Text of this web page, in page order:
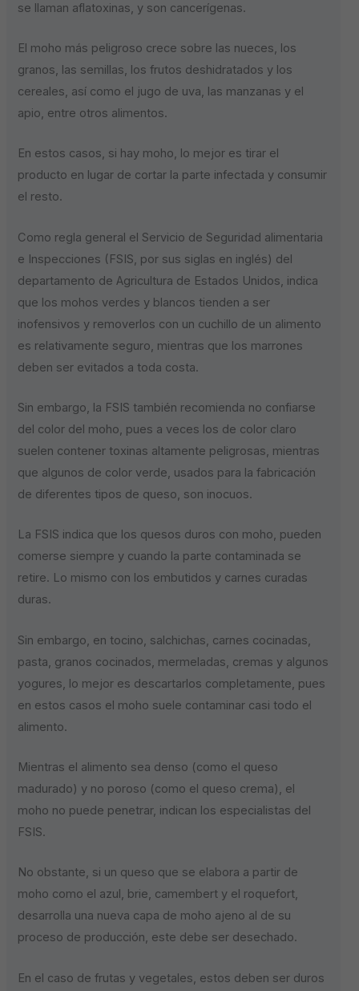
se llaman aflatoxinas, y son cancerígenas.
El moho más peligroso crece sobre las nueces, los
granos, las semillas, los frutos deshidratados y los
cereales, así como el jugo de uva, las manzanas y el
apio, entre otros alimentos.
En estos casos, si hay moho, lo mejor es tirar el
producto en lugar de cortar la parte infectada y consumir
el resto.
Como regla general el Servicio de Seguridad alimentaria
e Inspecciones (FSIS, por sus siglas en inglés) del
departamento de Agricultura de Estados Unidos, indica
que los mohos verdes y blancos tienden a ser
inofensivos y removerlos con un cuchillo de un alimento
es relativamente seguro, mientras que los marrones
deben ser evitados a toda costa.
Sin embargo, la FSIS también recomienda no confiarse
del color del moho, pues a veces los de color claro
suelen contener toxinas altamente peligrosas, mientras
que algunos de color verde, usados para la fabricación
de diferentes tipos de queso, son inocuos.
La FSIS indica que los quesos duros con moho, pueden
comerse siempre y cuando la parte contaminada se
retire. Lo mismo con los embutidos y carnes curadas
duras.
Sin embargo, en tocino, salchichas, carnes cocinadas,
pasta, granos cocinados, mermeladas, cremas y algunos
yogures, lo mejor es descartarlos completamente, pues
en estos casos el moho suele contaminar casi todo el
alimento.
Mientras el alimento sea denso (como el queso
madurado) y no poroso (como el queso crema), el
moho no puede penetrar, indican los especialistas del
FSIS.
No obstante, si un queso que se elabora a partir de
moho como el azul, brie, camembert y el roquefort,
desarrolla una nueva capa de moho ajeno al de su
proceso de producción, este debe ser desechado.
En el caso de frutas y vegetales, estos deben ser duros